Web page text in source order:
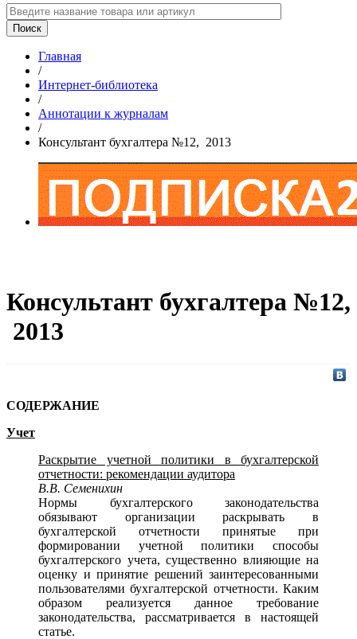
Главная
/
Интернет-библиотека
/
Аннотации к журналам
/
Консультант бухгалтера №12, 2013
Консультант бухгалтера №12,
2013
СОДЕРЖАНИЕ
Учет
Раскрытие учетной политики в бухгалтерской
отчетности: рекомендации аудитора
В.В. Семенихин
Нормы бухгалтерского законодательства
обязывают организации раскрывать в
бухгалтерской отчетности принятые при
формировании учетной политики способы
бухгалтерского учета, существенно влияющие на
оценку и принятие решений заинтересованными
пользователями бухгалтерской отчетности. Каким
образом реализуется данное требование
законодательства, рассматривается в настоящей
статье.